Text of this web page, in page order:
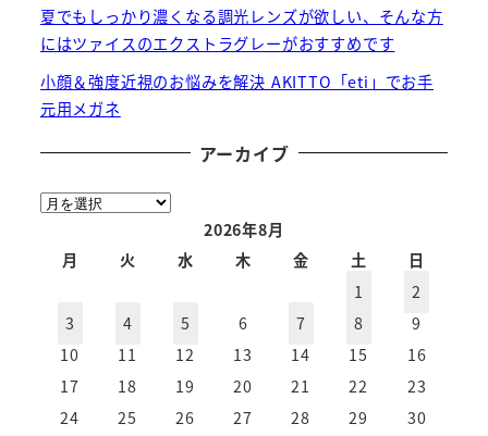
夏でもしっかり濃くなる調光レンズが欲しい、そんな方
にはツァイスのエクストラグレーがおすすめです
小顔＆強度近視のお悩みを解決 AKITTO「eti」でお手
元用メガネ
アーカイブ
ア
2026年8月
月
火 水 木 金 土
日
1
2
3
4 5 6 7 8
9
10
11 12 13 14 15
16
17
18 19 20 21 22
23
24
25 26 27 28 29
30